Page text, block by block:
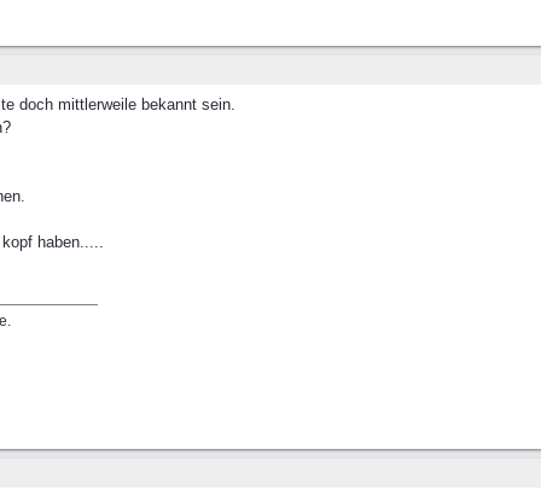
doch mittlerweile bekannt sein.
haben.....